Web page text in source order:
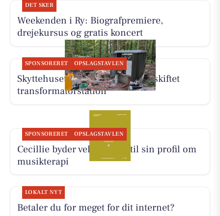
DET SKER
Weekenden i Ry: Biografpremiere,
drejekursus og gratis koncert
SPONSORERET OPSLAGSTAVLEN
Skyttehusets Outdoor Camp får skiftet
transformatorstation
SPONSORERET OPSLAGSTAVLEN
Cecillie byder velkommen til sin profil om
musikterapi
LOKALT NYT
Betaler du for meget for dit internet?